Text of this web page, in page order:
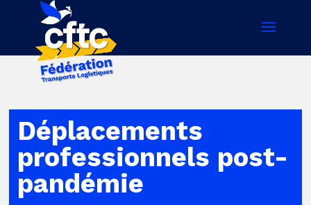
Déplacements
professionnels post-
pandémie